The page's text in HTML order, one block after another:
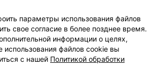
оплаты
Вакансии
Партнеры
руководителю 103.by
Написать в поддержку
настройки Cookie
параметры использования файлов
свое согласие в более позднее время.
информации о целях,
использования файлов cookie вы
с нашей Политикой обработки